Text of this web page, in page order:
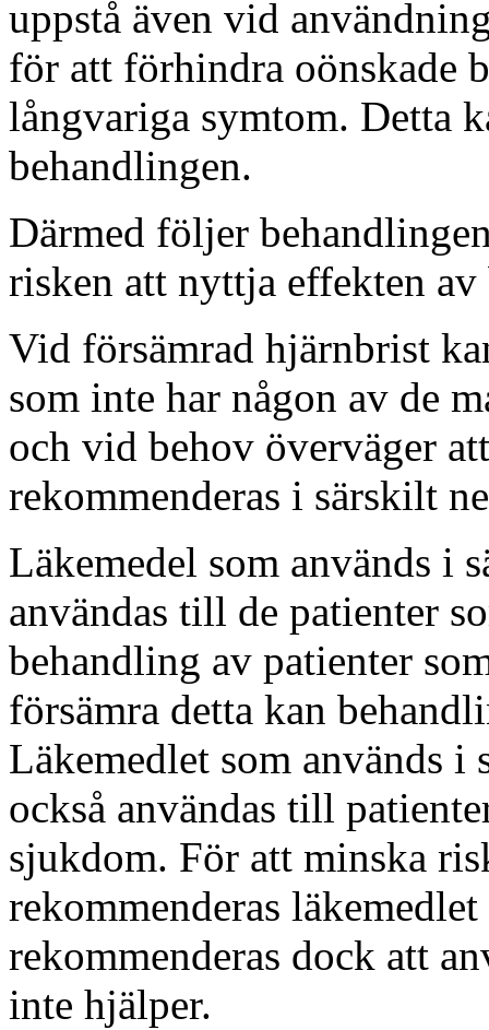
uppstå även vid
för att förhindra oönskade
långvariga symtom. Detta
behandlingen.
Därmed följer
risken att nyttja effekten
Vid försämrad hjärnbrist
som inte har någon av de
och vid behov överväger
rekommenderas i särskilt
Läkemedel som används i
användas till de patienter
behandling av patienter
försämra detta kan
Läkemedlet som används
också användas till
sjukdom. För att minska
rekommenderas
rekommenderas dock att
inte hjälper.